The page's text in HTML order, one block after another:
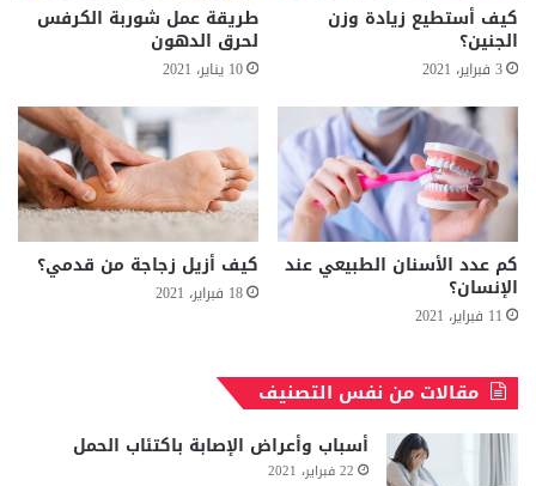
كيف أستطيع زيادة وزن
الجنين؟
3 فبراير، 2021
طريقة عمل شوربة الكرفس
لحرق الدهون
10 يناير، 2021
كم عدد الأسنان الطبيعي عند
الإنسان؟
11 فبراير، 2021
كيف أزيل زجاجة من قدمي؟
18 فبراير، 2021
مقالات من نفس التصنيف
أسباب وأعراض الإصابة باكتئاب الحمل
22 فبراير، 2021